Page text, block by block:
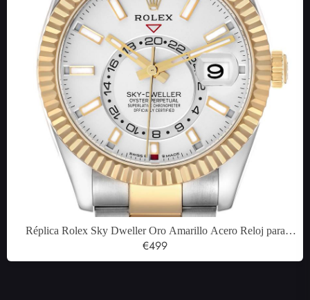
Réplica Rolex Sky Dweller Oro Amarillo Acero Reloj para
Hombre 326933
€499